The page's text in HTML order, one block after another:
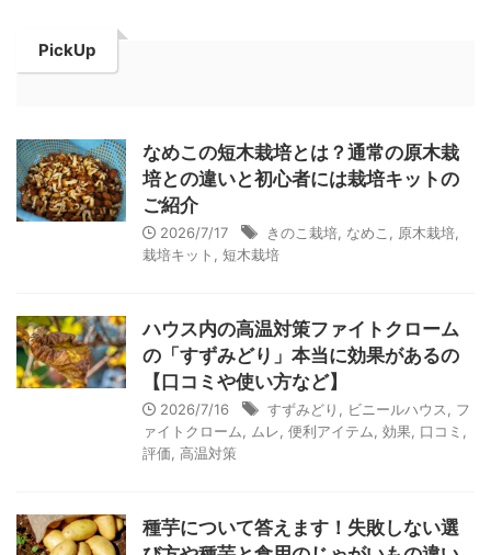
PickUp
なめこの短木栽培とは？通常の原木栽
培との違いと初心者には栽培キットの
ご紹介
2026/7/17 きのこ栽培 なめこ 原木栽培
栽培キット
短木栽培
ハウス内の高温対策ファイトクローム
の「すずみどり」本当に効果があるの
【口コミや使い方など】
2026/7/16 すずみどり ビニールハウス
フ
ァイトクローム
ムレ 便利アイテム 効果 口コミ
評価 高温対策
種芋について答えます！失敗しない選